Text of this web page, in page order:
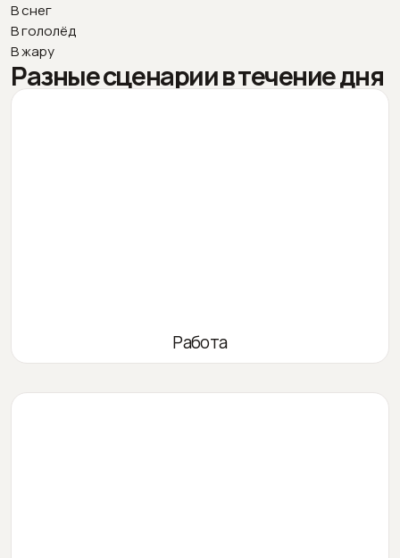
В снег
В гололёд
В жару
Разные сценарии в течение дня
Работа